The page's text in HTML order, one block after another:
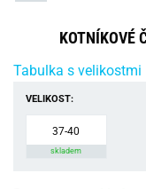
KOTNÍKOVÉ
Tabulka s velikostmi
VELIKOST:
37-40
skladem